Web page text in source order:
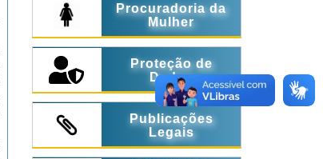
Procuradoria da
Mulher
Proteção de
Dados
Publicações
Legais